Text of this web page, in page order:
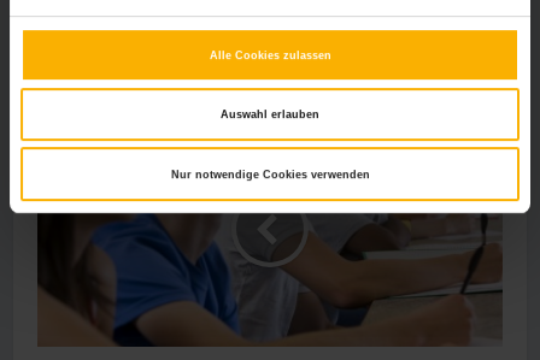
Alle Cookies zulassen
Auswahl erlauben
Nur notwendige Cookies verwenden